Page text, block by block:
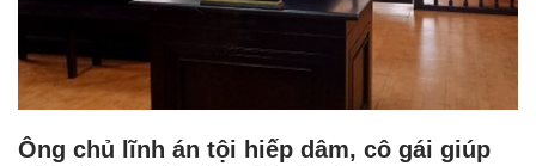
Ông chủ lĩnh án tội hiếp dâm, cô gái giúp